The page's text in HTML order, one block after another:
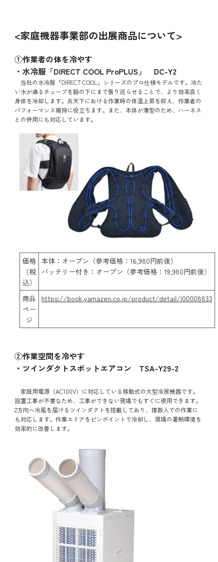
<家庭機器事業部の出展商品について>
①作業者の体を冷やす
・水冷服「DIRECT COOL ProPLUS」 DC-Y2
当社の水冷服「DIRECT COOL」シリーズのプロ仕様モデルです。冷た
い水が通るチューブを脇の下にまで張り巡らせることで、より効率良く
身体を冷却します。炎天下における作業時の体温上昇を抑え、作業者の
パフォーマンス維持に役立ちます。また、本体が薄型のため、ハーネス
との併用にも対応しています。
価格
（税
込）
本体：オープン（参考価格：16,980円前後）
バッテリー付き：オープン（参考価格：19,980円前後）
商品
ペー
ジ
https://book.yamazen.co.jp/product/detail/I00008833
②作業空間を冷やす
・ツインダクトスポットエアコン TSA-Y29-2
家庭用電源（AC100V）に対応している移動式の大型冷房機器です。
設置工事が不要なため、工事ができない現場でもすぐに使用できます。
2方向へ冷風を届けるツインダクトを搭載しており、複数人での作業に
も対応します。作業エリアをピンポイントで冷却し、現場の暑熱環境を
効率的に改善します。